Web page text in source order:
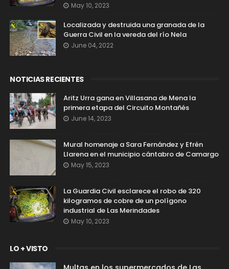
May 10, 2023
Localizada y destruida una granada de la
Guerra Civil en la vereda del río Nela
June 04, 2022
NOTICIAS RECIENTES
Aritz Urra gana en Villasana de Mena la
primera etapa del Circuito Montañés
June 14, 2023
Mural homenaje a Sara Fernández y Efrén
Llarena en el municipio cántabro de Camargo
May 15, 2023
La Guardia Civil esclarece el robo de 320
kilogramos de cobre de un polígono
industrial de Las Merindades
May 10, 2023
LO + VISTO